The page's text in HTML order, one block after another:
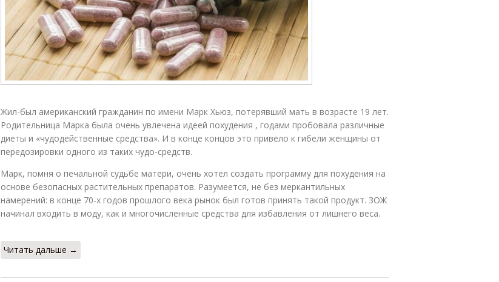
Жил-был американский гражданин по имени Марк Хьюз, потерявший мать в возрасте 19 лет.
Родительница Марка была очень увлечена идеей похудения , годами пробовала различные
диеты и «чудодейственные средства». И в конце концов это привело к гибели женщины от
передозировки одного из таких чудо-средств.
Марк, помня о печальной судьбе матери, очень хотел создать программу для похудения на
основе безопасных растительных препаратов. Разумеется, не без меркантильных
намерений: в конце 70-х годов прошлого века рынок был готов принять такой продукт. ЗОЖ
начинал входить в моду, как и многочисленные средства для избавления от лишнего веса.
Читать дальше →